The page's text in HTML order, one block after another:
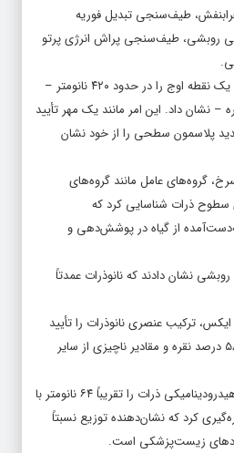
طیف‌سنجی تبدیل فوریه
روبشی، طیف‌سنجی پراش انرژی پرتو
طیف‌شناسی مرئی–فرابنفش، یک نقطه اوج را در حدود ۴۲۰ نانومتر –
– نشان داد. این امر مانند یک مهر تأیید
پلاسمون سطحی را از خود نشان
گروه‌های عامل مانند گروه‌های
سطوح ذرات شناسایی کرد که
از گیاه در پوشش‌دهی و
نشان دادند که نانوذرات عمدتاً
ترکیب عنصری نانوذرات را تأیید
کرد که بخش عمده آن را ۵۸.۰۸ درصد نقره و مقادیر ناچیزی از سایر
پراکندگی نور دینامیکی، قطر هیدرودینامیکی ذرات را تقریباً ۶۴ نانومتر با
۰.۳۸۵ اندازه‌گیری کرد که نشان‌دهنده توزیع نسبتاً
زیست‌پزشکی است.